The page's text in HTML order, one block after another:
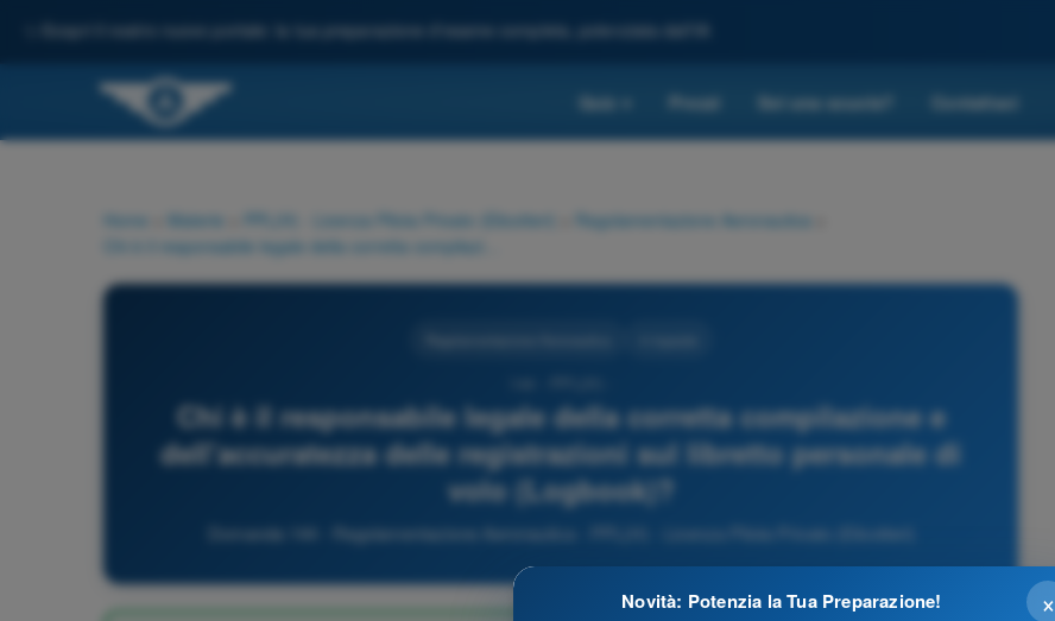
Scopri il nostro nuovo portale: la tua preparazione d'esame completa, potenziata dall'IA
Quiz Prezzi Sei una scuola? Contattaci
Home Materie PPL(H) - Licenza Pilota Privato (Elicotteri) Regolamentazione Aeronautica
Chi è il responsabile legale della corretta compilazione e
dell'accuratezza delle registrazioni sul libretto personale di
volo (Logbook)?
Domanda 144 - Regolamentazione Aeronautica - PPL(H) - Licenza Pilota Privato (Elicotteri)
×
Novità: Potenzia la Tua Preparazione!